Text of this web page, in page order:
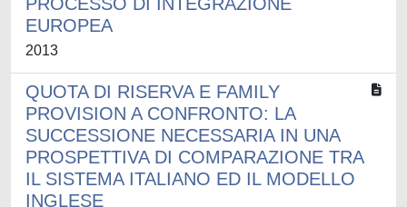
EUROPEA
2013
QUOTA DI RISERVA E FAMILY
PROVISION A CONFRONTO: LA
SUCCESSIONE NECESSARIA IN UNA
PROSPETTIVA DI COMPARAZIONE TRA
IL SISTEMA ITALIANO ED IL MODELLO
INGLESE